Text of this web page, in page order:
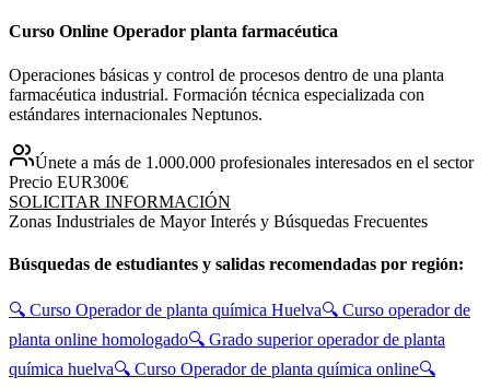
Curso Online Operador planta farmacéutica
Operaciones básicas y control de procesos dentro de una planta
farmacéutica industrial. Formación técnica especializada con
estándares internacionales Neptunos.
Únete a más de 1.000.000 profesionales interesados en el sector
Precio EUR300€
SOLICITAR INFORMACIÓN
Zonas Industriales de Mayor Interés y Búsquedas Frecuentes
Búsquedas de estudiantes y salidas recomendadas por región:
🔍 Curso Operador de planta química Huelva🔍 Curso operador de
planta online homologado🔍 Grado superior operador de planta
química huelva🔍 Curso Operador de planta química online🔍